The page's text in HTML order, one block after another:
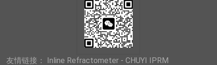
友情链接： Inline Refractometer - CHUYI IPRM